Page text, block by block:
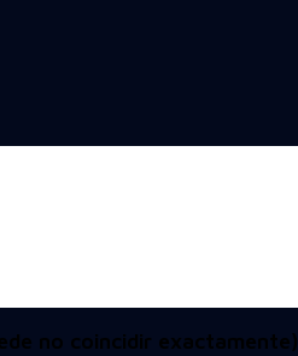
no coincidir exactamente)